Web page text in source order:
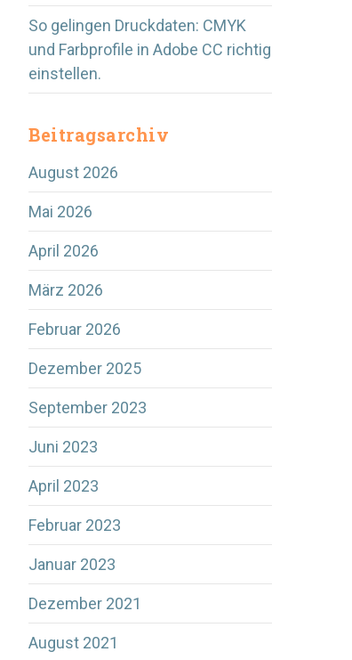
So gelingen Druckdaten: CMYK
und Farbprofile in Adobe CC richtig
einstellen.
Beitragsarchiv
August 2026
Mai 2026
April 2026
März 2026
Februar 2026
Dezember 2025
September 2023
Juni 2023
April 2023
Februar 2023
Januar 2023
Dezember 2021
August 2021